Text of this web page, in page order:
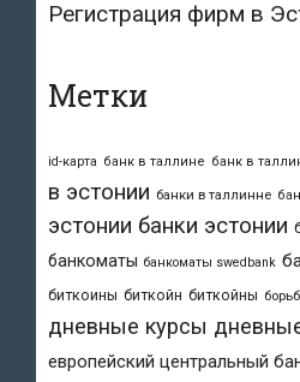
Регистрация фирм в
Метки
id-карта банк в таллине банк в
в эстонии банки в таллинне
эстонии банки эстонии
банкоматы банкоматы swedbank
биткоины биткойн биткойны
дневные курсы
европейский центральный